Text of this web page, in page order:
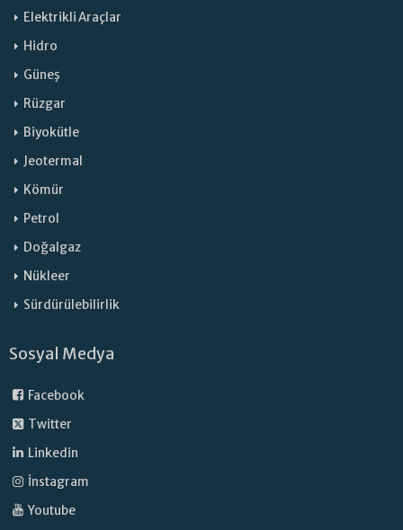
Elektrikli Araçlar
Hidro
Güneş
Rüzgar
Biyokütle
Jeotermal
Kömür
Petrol
Doğalgaz
Nükleer
Sürdürülebilirlik
Sosyal Medya
Facebook
Twitter
Linkedin
İnstagram
Youtube